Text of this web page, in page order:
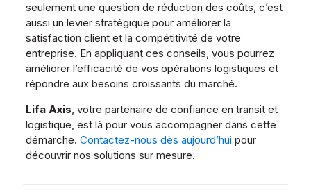
seulement une question de réduction des coûts, c’est
aussi un levier stratégique pour améliorer la
satisfaction client et la compétitivité de votre
entreprise. En appliquant ces conseils, vous pourrez
améliorer l’efficacité de vos opérations logistiques et
répondre aux besoins croissants du marché.
Lifa Axis, votre partenaire de confiance en transit et
logistique, est là pour vous accompagner dans cette
démarche. Contactez-nous dès aujourd’hui pour
découvrir nos solutions sur mesure.